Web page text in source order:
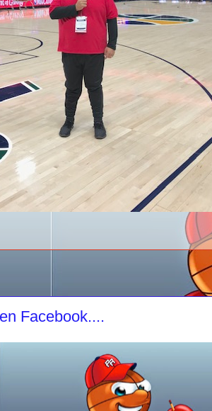
Facebook....